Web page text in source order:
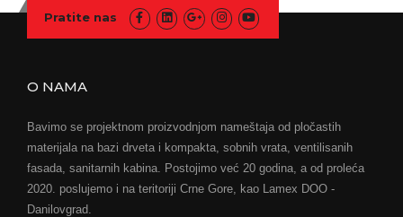
Pratite nas
O NAMA
Bavimo se projektnom proizvodnjom nameštaja od pločastih
materijala na bazi drveta i kompakta, sobnih vrata, ventilisanih
fasada, sanitarnih kabina. Postojimo već 20 godina, a od proleća
2020. poslujemo i na teritoriji Crne Gore, kao Lamex DOO -
Danilovgrad.